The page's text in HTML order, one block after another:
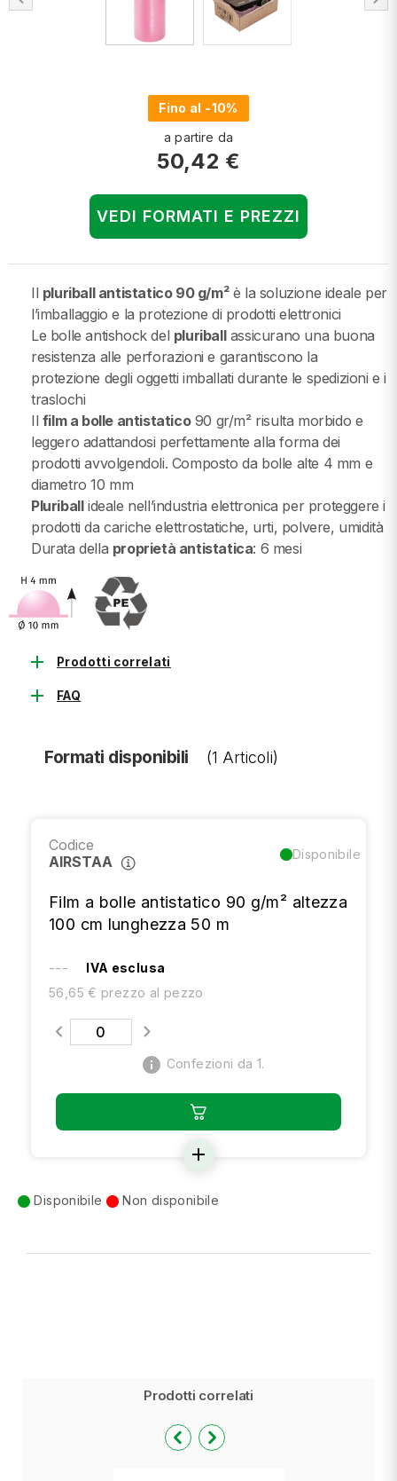
Fino al -10%
a partire da
50,42 €
VEDI FORMATI E PREZZI
Il pluriball antistatico 90 g/m²è la soluzione ideale per
l’imballaggio e la protezione di prodotti elettronici
Le bolle antishock del pluriballassicurano una buona
resistenza alle perforazioni e garantiscono la
protezione degli oggetti imballati durante le spedizioni e i
traslochi
Il film a bolle antistatico90 gr/m² risulta morbido e
leggero adattandosi perfettamente alla forma dei
prodotti avvolgendoli. Composto da bolle alte 4 mm e
diametro 10 mm
Pluriballideale nell’industria elettronica per proteggere i
prodotti da cariche elettrostatiche, urti, polvere, umidità
Durata della proprietà antistatica: 6 mesi
add Prodotti correlati
add FAQ
Formati disponibili (1 Articoli)
Codice
AIRSTAA
Disponibile
Film a bolle antistatico 90 g/m² altezza
100 cm lunghezza 50 m
---
IVA esclusa
56,65 € prezzo al pezzo
info Confezioni da 1.
add
Disponibile Non disponibile
Prodotti correlati